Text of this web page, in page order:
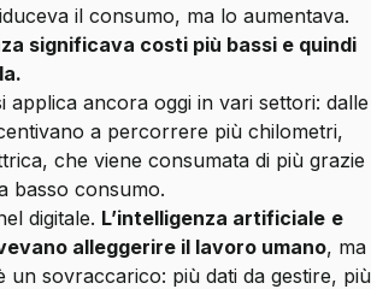
il consumo, ma lo aumentava.
significava costi più bassi e quindi
applica ancora oggi in vari settori: dalle
a percorrere più chilometri,
che viene consumata di più grazie
basso consumo.
digitale. L’intelligenza artificiale e
alleggerire il lavoro umano, ma
un sovraccarico: più dati da gestire, più